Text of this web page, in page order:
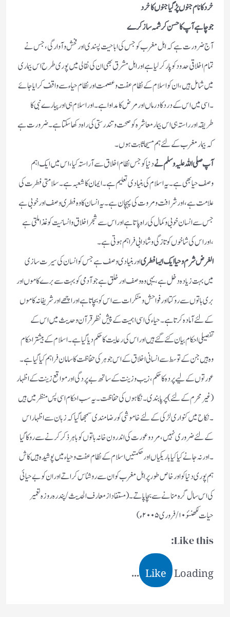
خرد کا نام جنوں پڑ گیا جنوں کا خرد
جو چاہے آپ کا حسن کرشمہ ساز کرے
آج ضرورت ہے کہ اہل مغرب کو جس کی اباحیت پسندی اور فحش و آوارگی، جس نے
تمام اخلاقی حدود کو پار کرلیا ہے اور اہل مشرق بھی ان کی نقالی میں پوری طرح اس بیماری
میں شامل ہیں، ان کو اسلام کے نظام عفت و عصمت اور نظام حیاء سے واقف کرایا جائے
۔ اسی میں اس کے درد کا درماں اور مرض کا مداوا ہے ۔ اور اسلام ہی اور پیارے نبی کا
طریقہ اور راستہ ہی اس بیمار معاشرہ کو صحت و تندرستی کی راہ دکھا سکتا ہے ۔ ضرورت ہے
کہ بیمار مغرب کے لئے ہم مسیحا ثابت ہوں ۔
آپ صلی اللہ علیہ وسلم نےدنیا کو جس نظام اخلاق سے آراستہ کیا، اس میں ایک اہم
وصف حیا بھی ہے ۔ یہ اسلام کی بنیادی تعلیم ہے ۔ ایمان کا شعبہ ہے ۔ سلامتی فطرت کی
علامت ہے ،اور شرافت و مروت کی پہچان ہے ۔ یہ انسان کا وہ فطری وصف اور خوبی ہے
جس سے انسان خوبی و کمال کی راہ پاتا ہے اور اس سے شجر اخلاق و انسانیت کو غذا ملتی ہے
،اور اس کی شاخوں کو تازگی و شادابی فراہم ہوتی ہے ۔
الغرض شرم و حیا ایک ایسا فطریاور بنیادی وصف ہے جس کو انسان کی سیرت سازی
میں بہت زیادہ دخل ہے ،یہی وہ وصف اور خلق ہے جو آدمی کو بہت سے برے کاموں اور
بری باتوں سے روکتا اور فواحش و منکرات سے اس کو بچاتا ہے اور اچھے اور شریفانہ کاموں
کے لئے آمادہ کرتا ہے ۔ حیاء کی اسی اہمیت کے پیش نظر قرآن و حدیث میں اس کے
تفصیلی احکام بیان کئے گئے ہیں اور اس کی رعایت کا حکم دیا گیا ہے ۔ اسلام کے بیشتر احکام
وہ ہیں جن کے توسط سے انسانی اخلاق کے اس جوہر کی حفاظت کا سامان فراہم کیا گیا ہے ۔
عورتوں کے لیے پردہ کا حکم، زیب و زینت کے ساتھ بے پردگی اور مواقع زینت کے اظہار
(غیر محرم کے لئے ) پر پابندی ۔ نگاہوں کی حفاظت ۔ یہ سب احکام اسی پس منظر میں ہیں
۔ نکاح میں کنواری لڑکی کے لئے خاموشی کو رضا مندی سمجھا گیا کہ زبان سے اظہار اس
کے لئے ضروری نہیں، مرد و عورت کی اندرون خانہ باتوں کو باہر ذکر کرنے سے روکا گیا
۔ اور نہ جانے کیا کیا باریکیاں اور حکمتیں اسلام کے نظام عفت و حیاء میں پوشیدہ ہیں کاش
ہم پوری دنیا کو اور خاص طور پر اہل مغرب کو ان سے روشناس کراتے اور ان کو بے حیائی
کی اس سال گرہ منانے سے بچا پاتے ۔ (مستفاد از معارف الحدیث / پندرہ روزہ تعمیر
حیات لکھنئو ۱۰/ فروری ۲۰۰۵ء )
Like this:
Like Loading...